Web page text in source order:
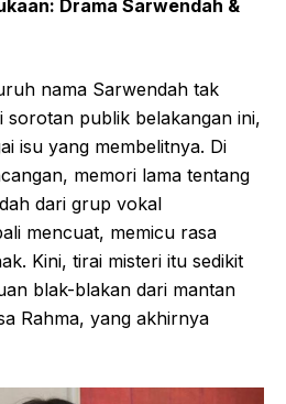
Drama Sarwendah &
nama Sarwendah tak
sorotan publik belakangan ini,
isu yang membelitnya. Di
memori lama tentang
dari grup vokal
mencuat, memicu rasa
Kini, tirai misteri itu sedikit
blak-blakan dari mantan
Rahma, yang akhirnya